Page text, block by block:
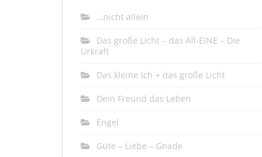
…nicht allein
Das große Licht – das All-EINE – Die
Urkraft
Das kleine Ich + das große Licht
Dein Freund das Leben
Engel
Güte – Liebe – Gnade